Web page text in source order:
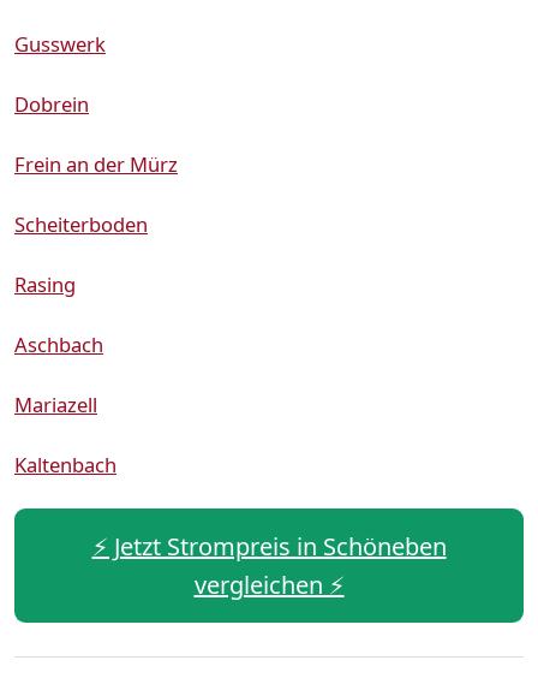
Gusswerk
Dobrein
Frein an der Mürz
Scheiterboden
Rasing
Aschbach
Mariazell
Kaltenbach
⚡️ Jetzt Strompreis in Schöneben
vergleichen ⚡️